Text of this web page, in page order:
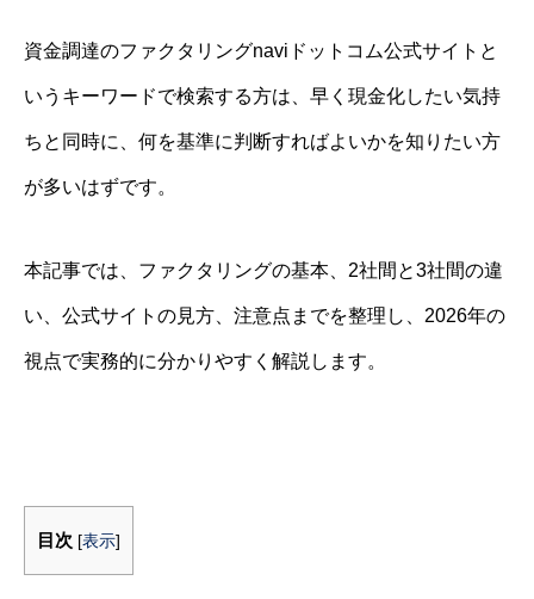
資金調達のファクタリングnaviドットコム公式サイトと
いうキーワードで検索する方は、早く現金化したい気持
ちと同時に、何を基準に判断すればよいかを知りたい方
が多いはずです。
本記事では、ファクタリングの基本、2社間と3社間の違
い、公式サイトの見方、注意点までを整理し、2026年の
視点で実務的に分かりやすく解説します。
目次 [表示]